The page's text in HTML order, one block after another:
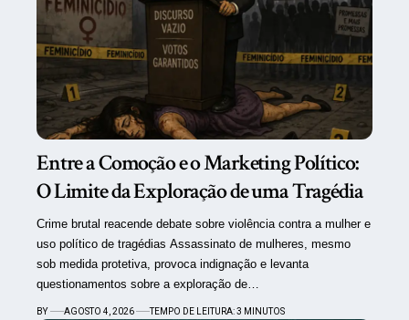
Entre a Comoção e o Marketing Político:
O Limite da Exploração de uma Tragédia
Crime brutal reacende debate sobre violência contra a mulher e
uso político de tragédias Assassinato de mulheres, mesmo
sob medida protetiva, provoca indignação e levanta
questionamentos sobre a exploração de…
BY AGOSTO 4, 2026 TEMPO DE LEITURA: 3 MINUTOS